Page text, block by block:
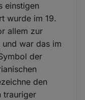
einstigen
wurde im 19.
allem zur
war das im
der
den
trauriger